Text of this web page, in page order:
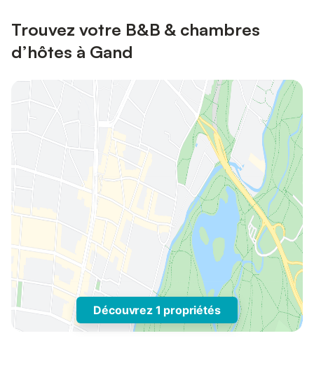
Trouvez votre B&B & chambres
d’hôtes à Gand
Découvrez 1 propriétés